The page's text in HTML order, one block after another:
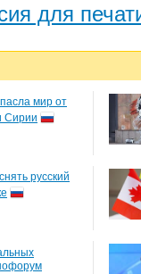
для
мир от
Сирии
русский